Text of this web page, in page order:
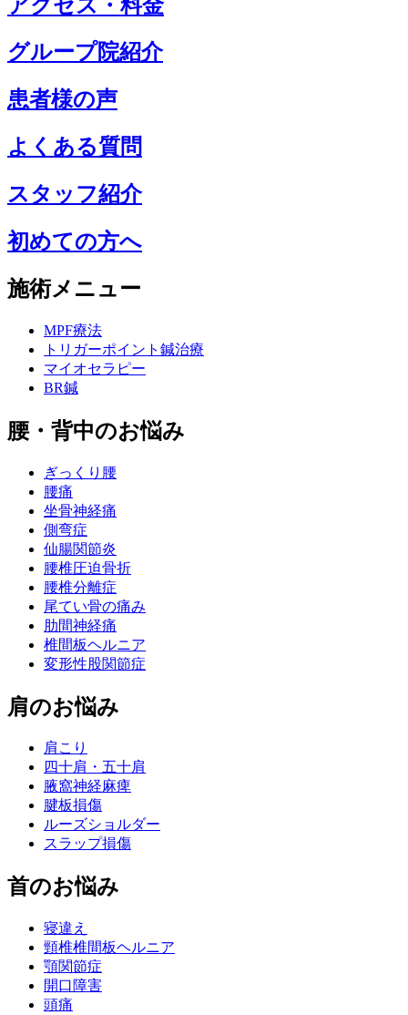
アクセス・料金
グループ院紹介
患者様の声
よくある質問
スタッフ紹介
初めての方へ
施術メニュー
MPF療法
トリガーポイント鍼治療
マイオセラピー
BR鍼
腰・背中のお悩み
ぎっくり腰
腰痛
坐骨神経痛
側弯症
仙腸関節炎
腰椎圧迫骨折
腰椎分離症
尾てい骨の痛み
肋間神経痛
椎間板ヘルニア
変形性股関節症
肩のお悩み
肩こり
四十肩・五十肩
腋窩神経麻痺
腱板損傷
ルーズショルダー
スラップ損傷
首のお悩み
寝違え
頸椎椎間板ヘルニア
顎関節症
開口障害
頭痛